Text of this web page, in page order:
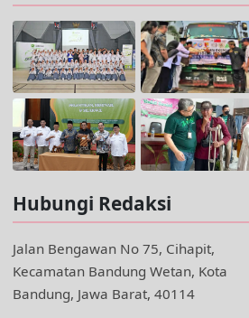
Hubungi Redaksi
Jalan Bengawan No 75, Cihapit,
Kecamatan Bandung Wetan, Kota
Bandung, Jawa Barat, 40114